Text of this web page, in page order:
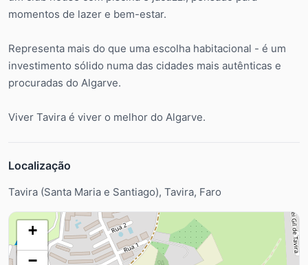
momentos de lazer e bem-estar.
Representa mais do que uma escolha habitacional - é um
investimento sólido numa das cidades mais autênticas e
procuradas do Algarve.
Viver Tavira é viver o melhor do Algarve.
Localização
Tavira (Santa Maria e Santiago), Tavira, Faro
+
−